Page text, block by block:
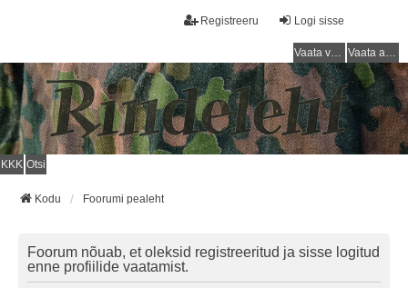
Logi sisse
Registreeru
Vaata vastamata teemasi Vaata aktiivseid teemasid
KKK Otsi
Kodu Foorumi pealeht
Foorum nõuab, et oleksid registreeritud ja sisse logitud
enne profiilide vaatamist.